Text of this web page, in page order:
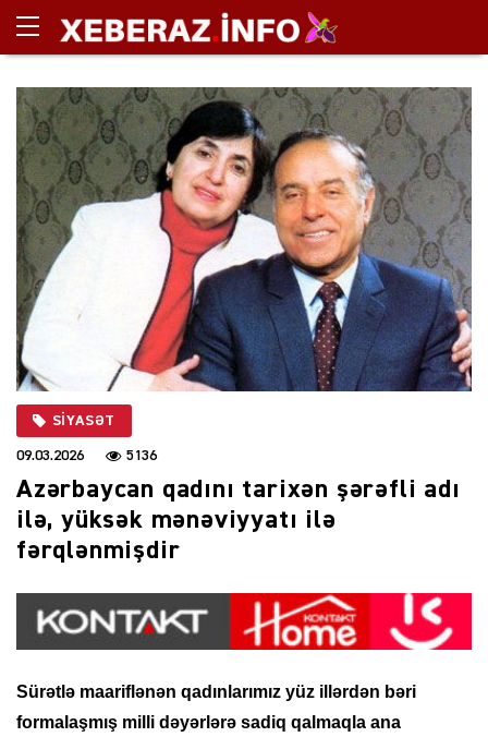
SIYASƏT
09.03.2026 5136
Azərbaycan qadını tarixən şərəfli adı
ilə, yüksək mənəviyyatı ilə
fərqlənmişdir
Sürətlə maariflənən qadınlarımız yüz illərdən bəri
formalaşmış milli dəyərlərə sadiq qalmaqla ana